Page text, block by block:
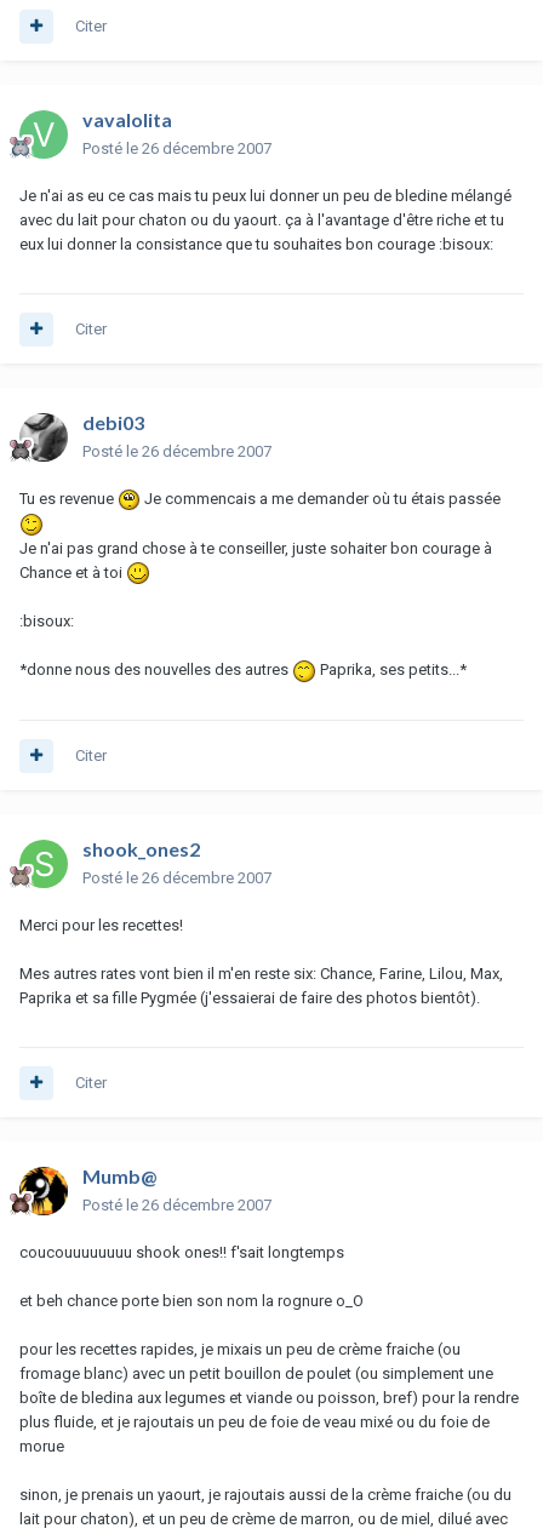
Citer
vavalolita
Posté le 26 décembre 2007
Je n'ai as eu ce cas mais tu peux lui donner un peu de bledine mélangé
avec du lait pour chaton ou du yaourt. ça à l'avantage d'être riche et tu
eux lui donner la consistance que tu souhaites bon courage :bisoux:
Citer
debi03
Posté le 26 décembre 2007
Tu es revenue Je commencais a me demander où tu étais passée
Je n'ai pas grand chose à te conseiller, juste sohaiter bon courage à
Chance et à toi
:bisoux:
*donne nous des nouvelles des autres Paprika, ses petits...*
Citer
shook_ones2
Posté le 26 décembre 2007
Merci pour les recettes!
Mes autres rates vont bien il m'en reste six: Chance, Farine, Lilou, Max,
Paprika et sa fille Pygmée (j'essaierai de faire des photos bientôt).
Citer
Mumb@
Posté le 26 décembre 2007
coucouuuuuuuu shook ones!! f'sait longtemps
et beh chance porte bien son nom la rognure o_O
pour les recettes rapides, je mixais un peu de crème fraiche (ou
fromage blanc) avec un petit bouillon de poulet (ou simplement une
boîte de bledina aux legumes et viande ou poisson, bref) pour la rendre
plus fluide, et je rajoutais un peu de foie de veau mixé ou du foie de
morue
sinon, je prenais un yaourt, je rajoutais aussi de la crème fraiche (ou du
lait pour chaton), et un peu de crème de marron, ou de miel, dilué avec